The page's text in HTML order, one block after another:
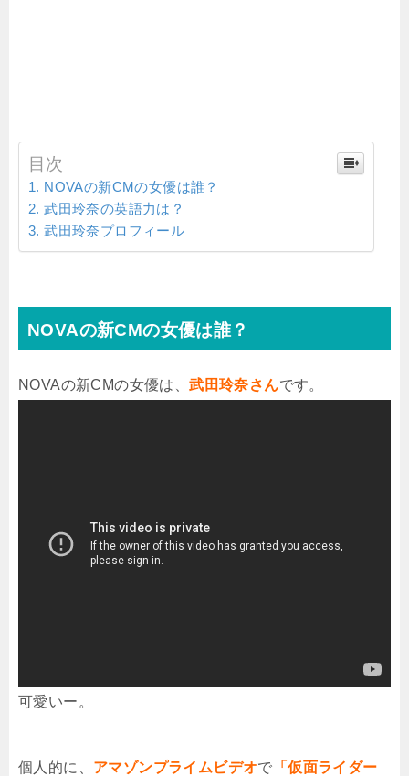
目次
NOVAの新CMの女優は誰？
武田玲奈の英語力は？
武田玲奈プロフィール
NOVAの新CMの女優は誰？
NOVAの新CMの女優は、武田玲奈さんです。
可愛いー。
個人的に、 アマゾンプライムビデオで 「仮面ライダー